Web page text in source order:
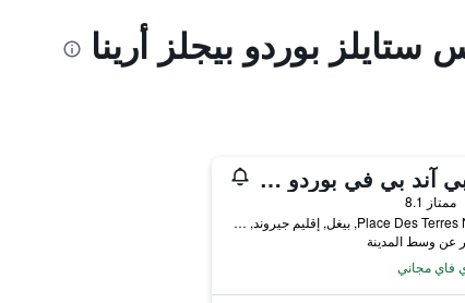
ستايلز بوردو بيجلز أرينا
فندق بي آند بي في بوردو مركز بيجل
ممتاز 8.1
1, Place Des Terres Neuves, بيغل, إقليم جيروند, فرنسا
فاي مجاني